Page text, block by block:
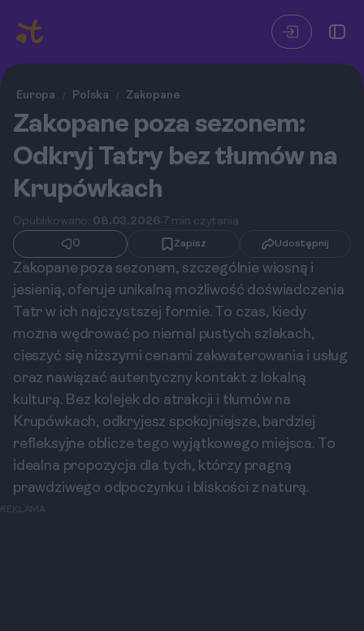
Europa / Polska / Zakopane
Zakopane poza sezonem:
Odkryj Tatry bez tłumów na
Krupówkach
Opublikowano: 08.03.2026 7 min czytania
0
Zapisz Udostępnij
Zakopane poza sezonem, szczególnie wiosną i
jesienią, oferuje unikalną możliwość doświadczenia
Tatr w ich najczystszej formie. To czas, kiedy
można wędrować po niemal pustych szlakach,
cieszyć się niższymi cenami zakwaterowania i usług
oraz nawiązać autentyczny kontakt z lokalną
kulturą. Bez kolejek do atrakcji i tłumów na
Krupówkach, odkryjesz spokojniejsze, bardziej
refleksyjne oblicze tego wyjątkowego miejsca. To
idealna propozycja dla tych, którzy pragną
prawdziwego odpoczynku i bliskości z naturą.
REKLAMA